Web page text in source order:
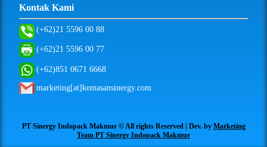
Kontak Kami
(+62)21 5596 00 88
(+62)21 5596 00 77
(+62)851 0671 6668
marketing[at]kemasansinergy.com
PT Sinergy Indopack Makmur © All rights Reserved | Dev. by Marketing
Team PT Sinergy Indopack Makmur